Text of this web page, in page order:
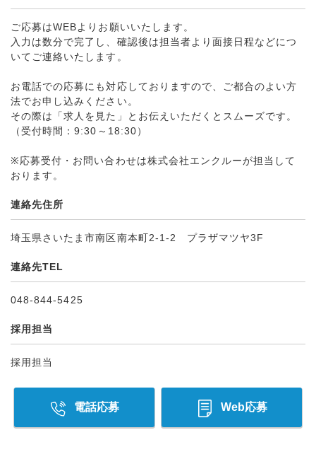
ご応募はWEBよりお願いいたします。
入力は数分で完了し、確認後は担当者より面接日程などにつ
いてご連絡いたします。
お電話での応募にも対応しておりますので、ご都合のよい方
法でお申し込みください。
その際は「求人を見た」とお伝えいただくとスムーズです。
（受付時間：9:30～18:30）
※応募受付・お問い合わせは株式会社エンクルーが担当して
おります。
連絡先住所
埼玉県さいたま市南区南本町2-1-2 プラザマツヤ3F
連絡先TEL
048-844-5425
採用担当
採用担当
電話応募 Web応募